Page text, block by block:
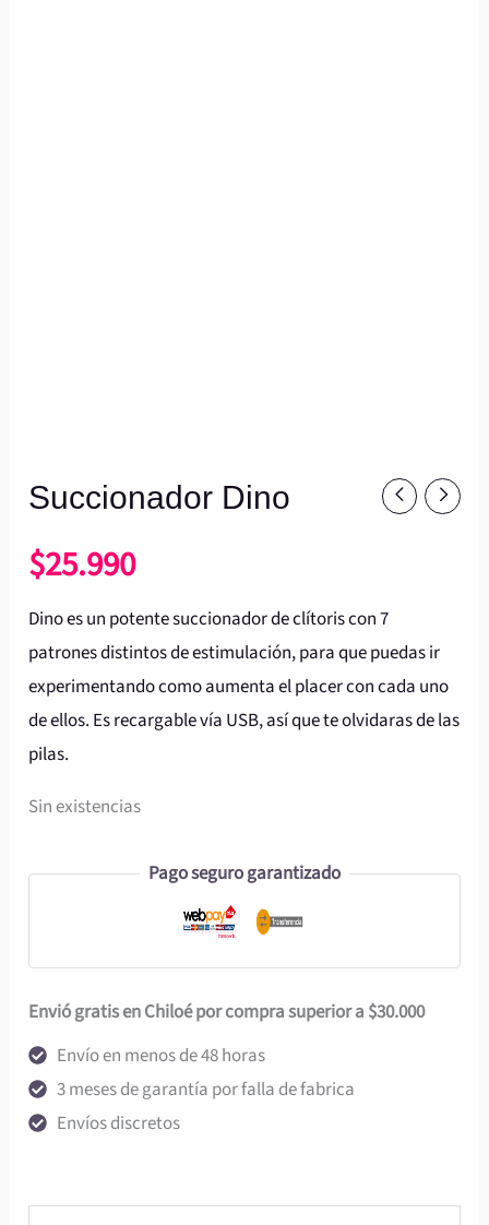
Succionador Dino
$25.990
Dino es un potente succionador de clítoris con 7
patrones distintos de estimulación, para que puedas ir
experimentando como aumenta el placer con cada uno
de ellos. Es recargable vía USB, así que te olvidaras de las
pilas.
Sin existencias
Pago seguro garantizado
Envió gratis en Chiloé por compra superior a $30.000
Envío en menos de 48 horas
3 meses de garantía por falla de fabrica
Envíos discretos